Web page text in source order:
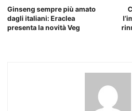
Ginseng sempre più amato
dagli italiani: Eraclea
presenta la novità Veg